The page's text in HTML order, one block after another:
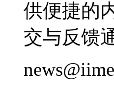
供便捷的
交与反馈